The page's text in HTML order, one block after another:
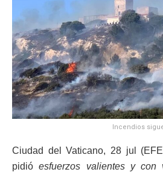
Incendios
Ciudad del Vaticano, 28 jul
pidióesfuerzos valientes y con